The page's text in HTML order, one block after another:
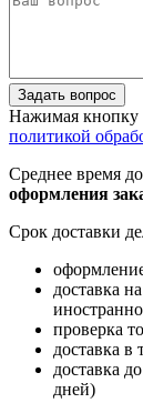
Задать вопрос
Нажимая кнопку
политикой
Среднее время
оформления
Срок доставки
доставка
проверка
доставка
доставка
дней)